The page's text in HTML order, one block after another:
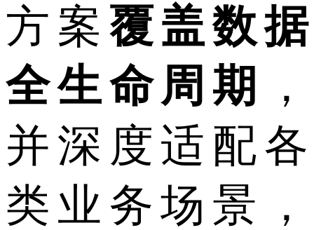
方案 覆盖数据
全生命周期
，
并深度适配各
类业务场景，